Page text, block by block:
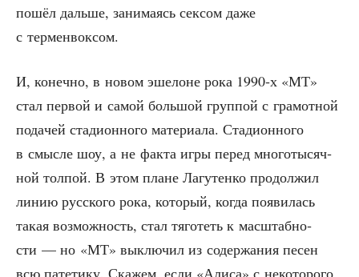
пошёл даль­ше, зани­ма­ясь сек­сом даже
с терменвоксом.
И, конеч­но, в новом эше­лоне рока 1990‑х «МТ»
стал пер­вой и самой боль­шой груп­пой с гра­мот­ной
пода­чей ста­ди­он­но­го мате­ри­а­ла. Ста­ди­он­но­го
в смыс­ле шоу, а не фак­та игры перед мно­го­ты­сяч­
ной тол­пой. В этом плане Лагу­тен­ко про­дол­жил
линию рус­ско­го рока, кото­рый, когда появи­лась
такая воз­мож­ность, стал тяго­теть к мас­штаб­но­
сти — но «МТ» выклю­чил из содер­жа­ния песен
всю пате­ти­ку. Ска­жем, если «Али­са» с неко­то­ро­го